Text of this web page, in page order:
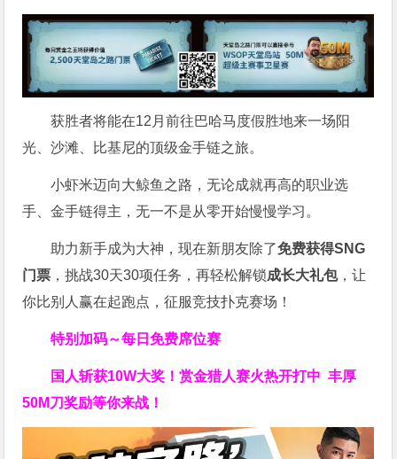
获胜者将能在12月前往巴哈马度假胜地来一场阳
光、沙滩、比基尼的顶级金手链之旅。
小虾米迈向大鲸鱼之路，无论成就再高的职业选
手、金手链得主，无一不是从零开始慢慢学习。
助力新手成为大神，现在新朋友除了免费获得SNG
门票 ，挑战30天30项任务，再轻松解锁成长大礼包，让
你比别人赢在起跑点，征服竞技扑克赛场！
特别加码～每日免费席位赛
国人斩获10W大奖！赏金猎人赛火热开打中 丰厚
50M刀奖励等你来战！